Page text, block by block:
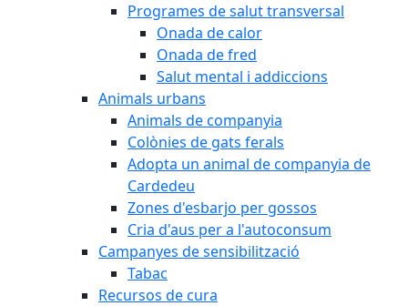
Programes de salut transversal
Onada de calor
Onada de fred
Salut mental i addiccions
Animals urbans
Animals de companyia
Colònies de gats ferals
Adopta un animal de companyia de
Cardedeu
Zones d'esbarjo per gossos
Cria d'aus per a l'autoconsum
Campanyes de sensibilització
Tabac
Recursos de cura